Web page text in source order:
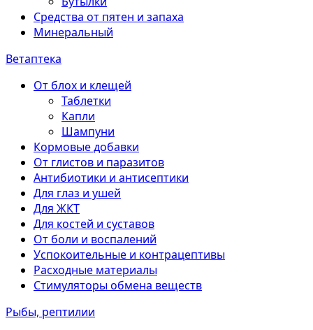
Средства от пятен и запаха
Минеральный
Ветаптека
От блох и клещей
Таблетки
Капли
Шампуни
Кормовые добавки
От глистов и паразитов
Антибиотики и антисептики
Для глаз и ушей
Для ЖКТ
Для костей и суставов
От боли и воспалений
Успокоительные и контрацептивы
Расходные материалы
Стимуляторы обмена веществ
Рыбы, рептилии